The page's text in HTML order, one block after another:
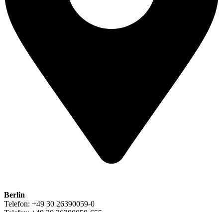
Berlin
Telefon: +49 30 26390059-0